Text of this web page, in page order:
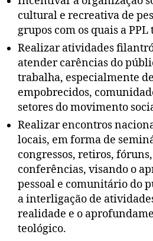
cultural e recreativa de
grupos com os quais a
Realizar atividades
atender carências do
trabalha, especialmente
empobrecidos,
setores do movimento
Realizar encontros
locais, em forma de
congressos, retiros,
conferências, visando o
pessoal e comunitário do
a interligação de
realidade e o
teológico.